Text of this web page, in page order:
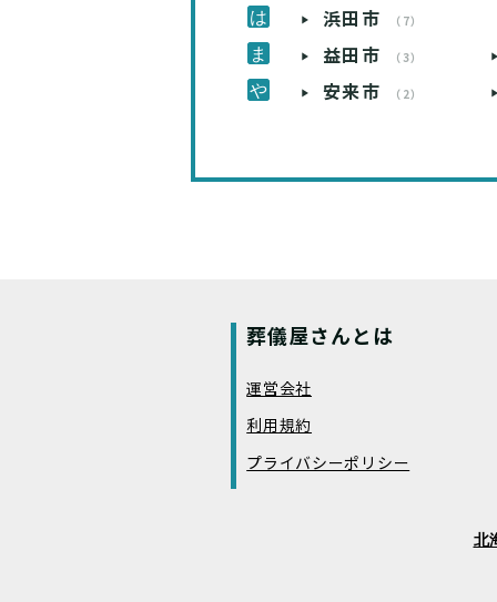
浜田市 （7）
益田市 （3）
安来市 （2）
葬儀屋さんとは
運営会社
利用規約
プライバシーポリシー
北